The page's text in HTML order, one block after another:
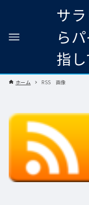
サ
ら
指し
ホーム RSS 画像